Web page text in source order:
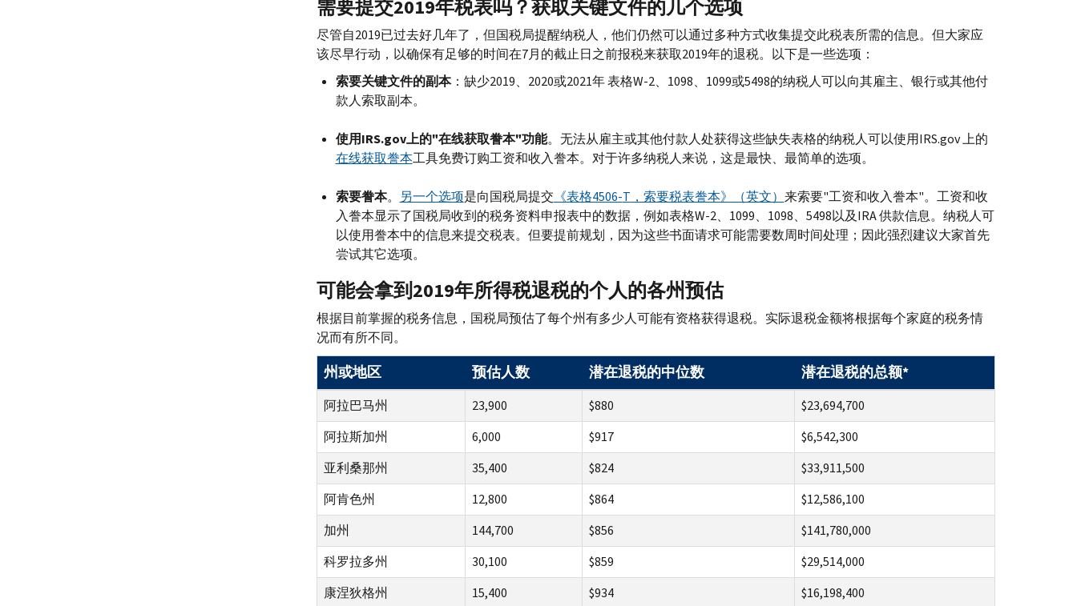
需要提交2019年税表吗？获取关键文件的几个选项
尽管自2019已过去好几年了，但国税局提醒纳税人，他们仍然可以通过多种方式收集提交此税表所需的信息。但大家应
该尽早行动，以确保有足够的时间在7月的截止日之前报税来获取2019年的退税。以下是一些选项：
索要关键文件的副本：缺少2019、2020或2021年 表格W-2、1098、1099或5498的纳税人可以向其雇主、银行或其他付
款人索取副本。
使用IRS.gov上的"在线获取誊本"功能。无法从雇主或其他付款人处获得这些缺失表格的纳税人可以使用IRS.gov上的
在线获取誊本工具免费订购工资和收入誊本。对于许多纳税人来说，这是最快、最简单的选项。
索要誊本。 另一个选项是向国税局提交 《表格4506-T ，索要税表誊本》（英文） 来索要"工资和收入誊本"。工资和收
入誊本显示了国税局收到的税务资料申报表中的数据，例如表格W-2、1099、1098、5498以及IRA供款信息。纳税人可
以使用誊本中的信息来提交税表。但要提前规划，因为这些书面请求可能需要数周时间处理；因此强烈建议大家首先
尝试其它选项。
可能会拿到2019年所得税退税的个人的各州预估
根据目前掌握的税务信息，国税局预估了每个州有多少人可能有资格获得退税。实际退税金额将根据每个家庭的税务情
况而有所不同。
州或地区 预估人数 潜在退税的中位数 潜在退税的总额*
阿拉巴马州 23,900 $880
$23,694,700
阿拉斯加州
6,000 $917
$6,542,300
亚利桑那州
35,400 $824
$33,911,500
阿肯色州
12,800 $864
$12,586,100
加州
144,700 $856
$141,780,000
科罗拉多州
30,100 $859
$29,514,000
康涅狄格州
15,400 $934
$16,198,400